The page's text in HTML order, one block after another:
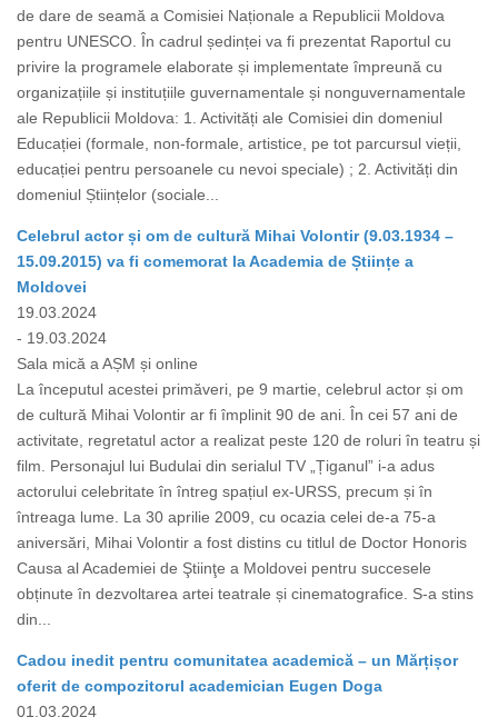
de dare de seamă a Comisiei Naționale a Republicii Moldova
pentru UNESCO. În cadrul ședinței va fi prezentat Raportul cu
privire la programele elaborate și implementate împreună cu
organizațiile și instituțiile guvernamentale și nonguvernamentale
ale Republicii Moldova: 1. Activități ale Comisiei din domeniul
Educației (formale, non-formale, artistice, pe tot parcursul vieții,
educației pentru persoanele cu nevoi speciale) ; 2. Activități din
domeniul Științelor (sociale...
Celebrul actor și om de cultură Mihai Volontir (9.03.1934 –
15.09.2015) va fi comemorat la Academia de Științe a
Moldovei
19.03.2024
- 19.03.2024
Sala mică a AȘM și online
La începutul acestei primăveri, pe 9 martie, celebrul actor și om
de cultură Mihai Volontir ar fi împlinit 90 de ani. În cei 57 ani de
activitate, regretatul actor a realizat peste 120 de roluri în teatru și
film. Personajul lui Budulai din serialul TV „Țiganul” i-a adus
actorului celebritate în întreg spațiul ex-URSS, precum și în
întreaga lume. La 30 aprilie 2009, cu ocazia celei de-a 75-a
aniversări, Mihai Volontir a fost distins cu titlul de Doctor Honoris
Causa al Academiei de Ştiinţe a Moldovei pentru succesele
obținute în dezvoltarea artei teatrale și cinematografice. S-a stins
din...
Cadou inedit pentru comunitatea academică – un Mărțișor
oferit de compozitorul academician Eugen Doga
01.03.2024